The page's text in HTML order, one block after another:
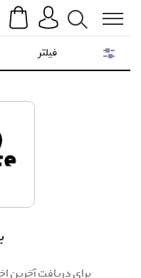
Search
برای دریافت آخرین
فیلتر